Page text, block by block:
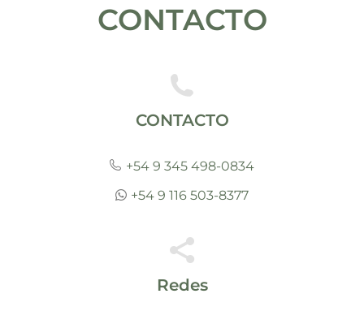
CONTACTO
CONTACTO
+54 9 345 498-0834
+54 9 116 503-8377
Redes